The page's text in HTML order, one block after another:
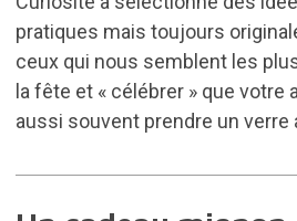
pratiques mais toujours
ceux qui nous semblent les
la fête et « célébrer » que votre
aussi souvent prendre un verre